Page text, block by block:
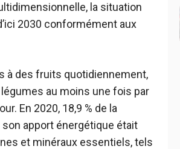
la situation
2030 conformément aux
à des fruits quotidiennement,
au moins une fois par
En 2020, 18,9 % de la
apport énergétique était
et minéraux essentiels, tels